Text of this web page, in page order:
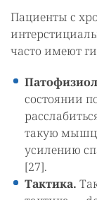
Пациенты с
часто имеют
состоянии
такую
усилению
[27].
Тактика.